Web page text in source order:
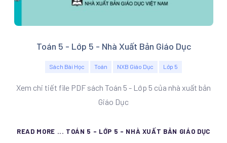
Toán 5 - Lớp 5 - Nhà Xuất Bản Giáo Dục
Sách Bài Học Toán NXB Giáo Dục Lớp 5
Xem chi tiết file PDF sách Toán 5 - Lớp 5 của nhà xuất bản
Giáo Dục
READ MORE ... TOÁN 5 - LỚP 5 - NHÀ XUẤT BẢN GIÁO DỤC